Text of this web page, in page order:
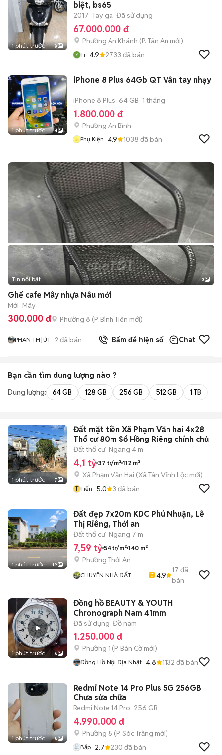
1 phút trước 8
biệt, bs65
2017 Tay ga Đã sử dụng
67.000.000 đ
Phường An Khánh (P. Tân An mới)
Ti 4.9 2733 đã bán
1 phút trước 4
iPhone 8 Plus 64Gb QT Vân tay nhạy
iPhone 8 Plus 64 GB 1 tháng
1.800.000 đ
Phường An Bình
Phụ Kiện 4.9 1038 đã bán
Tin nổi bật 3
Ghế cafe Mây nhựa Nâu mới
Mới Mây
300.000 đ Phường 8 (P. Bình Tiên mới)
PHAN THỊ ÚT 2 đã bán Bấm để hiện số Chat
Bạn cần tìm dung lượng nào ?
Dung lượng: 64 GB 128 GB 256 GB 512 GB 1 TB
1 phút trước 7
Đất mặt tiền Xã Phạm Văn hai 4x28
Thổ cư 80m Sổ Hồng Riêng chính chủ
Đất thổ cư Ngang 4 m
4,1 tỷ 37 tr/m² 112 m²
Xã Phạm Văn Hai (Xã Tân Vĩnh Lộc mới)
T Tiến 5.0 3 đã bán
1 phút trước 12
Đất đẹp 7x20m KDC Phú Nhuận, Lê
Thị Riêng, Thới an
Đất thổ cư Ngang 7 m
7,59 tỷ 54 tr/m² 140 m²
Phường Thới An
CHUYÊN NHÀ ĐẤT
4.9
17 đã
bán
1 phút trước 6
Đồng hồ BEAUTY & YOUTH
Chronograph Nam 41mm
Đã sử dụng Đồ nam
1.250.000 đ
Phường 1 (P. Bàn Cờmới)
Đồng Hồ Nội Địa Nhật 4.8 1132 đã bán
1 phút trước 5
Redmi Note 14 Pro Plus 5G 256GB
Chưa sửa chữa
Redmi Note 14 Pro 256 GB
4.990.000 đ
Phường 8 (P. Sóc Trăng mới)
Bắp 2.7 230 đã bán